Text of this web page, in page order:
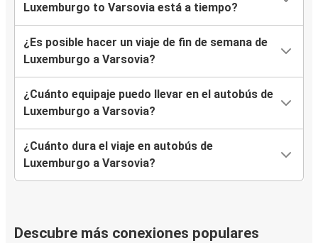
Luxemburgo to Varsovia está a tiempo?
¿Es posible hacer un viaje de fin de semana de
Luxemburgo a Varsovia?
¿Cuánto equipaje puedo llevar en el autobús de
Luxemburgo a Varsovia?
¿Cuánto dura el viaje en autobús de
Luxemburgo a Varsovia?
Descubre más conexiones populares